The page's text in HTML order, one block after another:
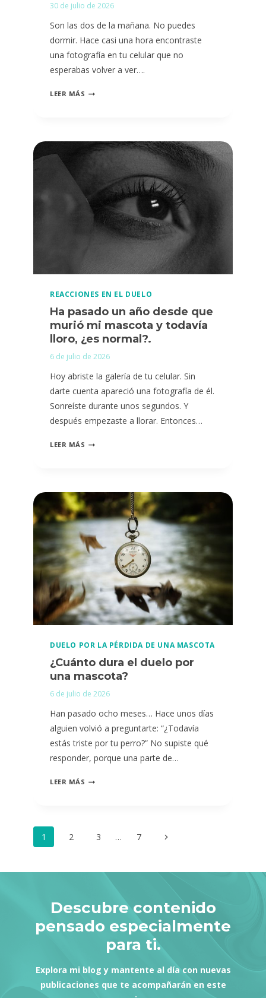
MUCHAS
PERSONAS
CREEN
QUE
SON
Y
NO
LO
30 de julio de 2026
Son las dos de la mañana. No puedes
dormir. Hace casi una hora encontraste
una fotografía en tu celular que no
esperabas volver a ver….
LEER MÁS ¿POR
LA
UNA
MASCOTA?
REACCIONES EN EL DUELO
Ha pasado un año desde que
murió mi mascota y todavía
lloro, ¿es normal?.
6 de julio de 2026
Hoy abriste la galería de tu celular. Sin
darte cuenta apareció una fotografía de él.
Sonreíste durante unos segundos. Y
después empezaste a llorar. Entonces…
LEER MÁS HA
DESDE
QUE
MURIÓ
MI
MASCOTA
Y
TODAVÍA
LLORO,
¿ES
DUELO POR LA PÉRDIDA DE UNA MASCOTA
¿Cuánto dura el duelo por
una mascota?
6 de julio de 2026
Han pasado ocho meses… Hace unos días
alguien volvió a preguntarte: “¿Todavía
estás triste por tu perro?” No supiste qué
responder, porque una parte de…
LEER MÁS ¿CUÁNTO
POR
Navegación
de
página
1 2 3 … 7
Siguiente
Descubre contenido
pensado especialmente
para ti.
Explora mi blog y mantente al día con nuevas
publicaciones que te acompañarán en este